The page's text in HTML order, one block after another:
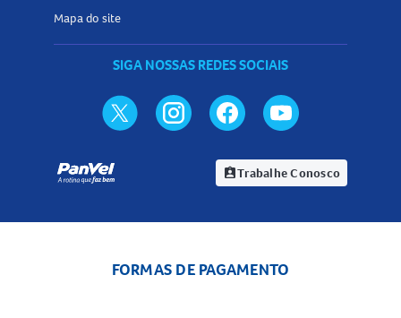
Mapa do site
SIGA NOSSAS REDES SOCIAIS
assignment_indTrabalhe Conosco
FORMAS DE PAGAMENTO